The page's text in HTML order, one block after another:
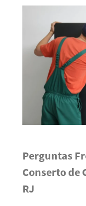
Perguntas
Conserto de
RJ